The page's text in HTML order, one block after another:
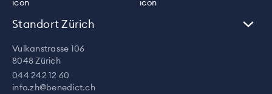
Standort Zürich
Vulkanstrasse 106
8048 Zürich
044 242 12 60
info.zh@benedict.ch